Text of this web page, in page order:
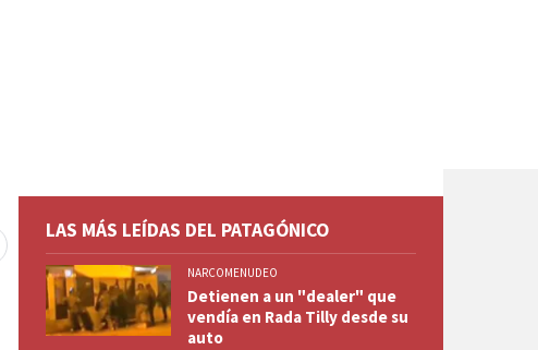
LAS MÁS LEÍDAS DEL PATAGÓNICO
NARCOMENUDEO
Detienen a un "dealer" que
vendía en Rada Tilly desde su
auto